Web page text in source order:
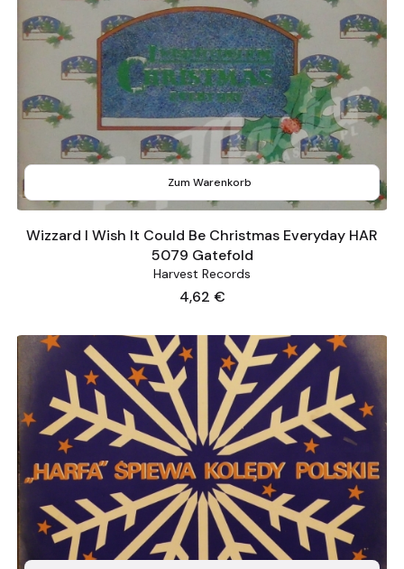
Zum Warenkorb
Wizzard I Wish It Could Be Christmas Everyday HAR
5079 Gatefold
Harvest Records
Preis
4,62 €